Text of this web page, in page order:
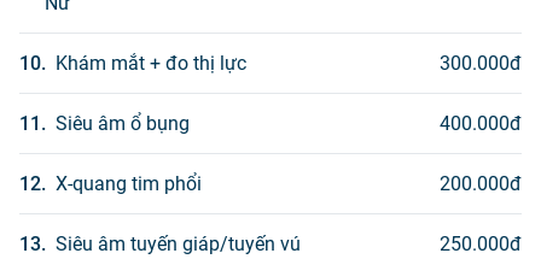
10. Khám mắt + đo thị lực 300.000đ
11 . Siêu âm ổ bụng 400.000đ
12. X-quang tim phổi 200.000đ
13. Siêu âm tuyến giáp/tuyến vú 250.000đ